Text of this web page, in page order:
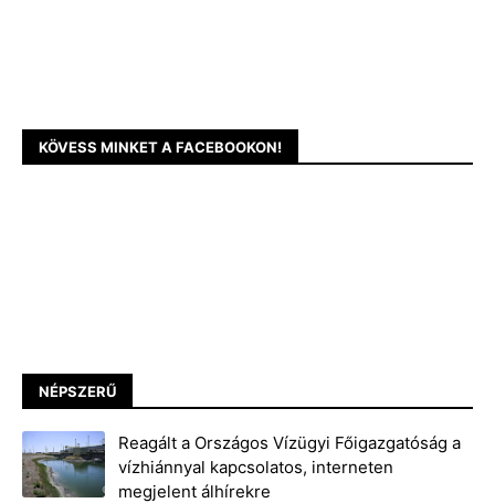
KÖVESS MINKET A FACEBOOKON!
NÉPSZERŰ
Reagált a Országos Vízügyi Főigazgatóság a
vízhiánnyal kapcsolatos, interneten
megjelent álhírekre